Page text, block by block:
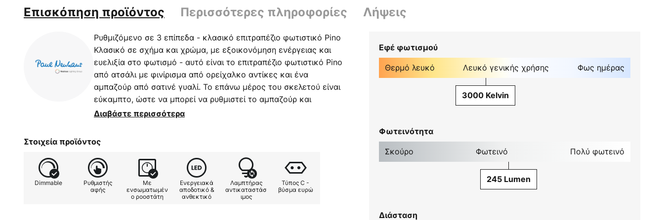
Επισκόπηση προϊόντος Περισσότερες πληροφορίες Λήψεις
Ρυθμιζόμενο σε 3 επίπεδα - κλασικό επιτραπέζιο φωτιστικό Pino
Κλασικό σε σχήμα και χρώμα, με εξοικονόμηση ενέργειας και
ευελιξία στο φωτισμό - αυτό είναι το επιτραπέζιο φωτιστικό Pino
από ατσάλι με φινίρισμα από ορείχαλκο αντίκες και ένα
αμπαζούρ από σατινέ γυαλί. Το επάνω μέρος του σκελετού είναι
εύκαμπτο, ώστε να μπορεί να ρυθμιστεί το αμπαζούρ και
συνεπώς ο φωτισμός. Ένας ροοστάτης αφής 3 βημάτων είναι
Διαβάστε περισσότερα
Στοιχεία προϊόντος
Dimmable
Ρυθμιστής
αφής
Με
ενσωματωμέν
ο ροοστάτη
Ενεργειακά
αποδοτικό &
ανθεκτικό
Λαμπτήρας
αντικαταστάσ
ιμος
Τύπος C -
βύσμα ευρώ
Εφέ φωτισμού
Θερμό λευκό Λευκό γενικής χρήσης Φως ημέρας
3000 Kelvin
Φωτεινότητα
Σκούρο Φωτεινό Πολύ φωτεινό
245 Lumen
Διάσταση